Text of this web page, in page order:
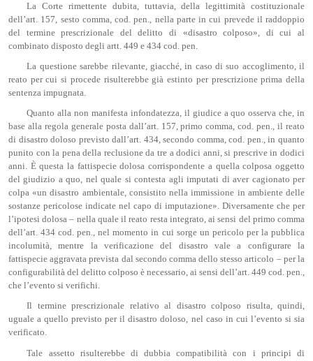
La Corte rimettente dubita, tuttavia, della legittimità costituzionale
dell’art. 157, sesto comma, cod. pen., nella parte in cui prevede il raddoppio
del termine prescrizionale del delitto di «disastro colposo», di cui al
combinato disposto degli artt. 449 e 434 cod. pen.
La questione sarebbe rilevante, giacché, in caso di suo accoglimento, il
reato per cui si procede risulterebbe già estinto per prescrizione prima della
sentenza impugnata.
Quanto alla non manifesta infondatezza, il giudice a quo osserva che, in
base alla regola generale posta dall’art. 157, primo comma, cod. pen., il reato
di disastro doloso previsto dall’art. 434, secondo comma, cod. pen., in quanto
punito con la pena della reclusione da tre a dodici anni, si prescrive in dodici
anni. È questa la fattispecie dolosa corrispondente a quella colposa oggetto
del giudizio a quo, nel quale si contesta agli imputati di aver cagionato per
colpa «un disastro ambientale, consistito nella immissione in ambiente delle
sostanze pericolose indicate nel capo di imputazione». Diversamente che per
l’ipotesi dolosa – nella quale il reato resta integrato, ai sensi del primo comma
dell’art. 434 cod. pen., nel momento in cui sorge un pericolo per la pubblica
incolumità, mentre la verificazione del disastro vale a configurare la
fattispecie aggravata prevista dal secondo comma dello stesso articolo – per la
configurabilità del delitto colposo è necessario, ai sensi dell’art. 449 cod. pen.,
che l’evento si verifichi.
Il termine prescrizionale relativo al disastro colposo risulta, quindi,
uguale a quello previsto per il disastro doloso, nel caso in cui l’evento si sia
verificato.
Tale assetto risulterebbe di dubbia compatibilità con i principi di